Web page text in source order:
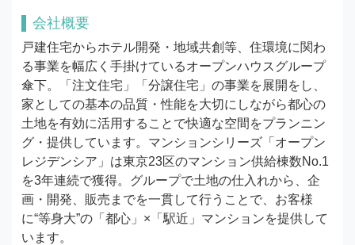
会社概要
戸建住宅からホテル開発・地域共創等、住環境に関わ
る事業を幅広く手掛けているオープンハウスグループ
傘下。「注文住宅」「分譲住宅」の事業を展開をし、
家としての基本の品質・性能を大切にしながら都心の
土地を有効に活用することで快適な空間をプランニン
グ・提供しています。マンションシリーズ「オープン
レジデンシア」は東京23区のマンション供給棟数No.1
を3年連続で獲得。グループで土地の仕入れから、企
画・開発、販売までを一貫して行うことで、お客様
に“等身大”の「都心」×「駅近」マンションを提供して
います。